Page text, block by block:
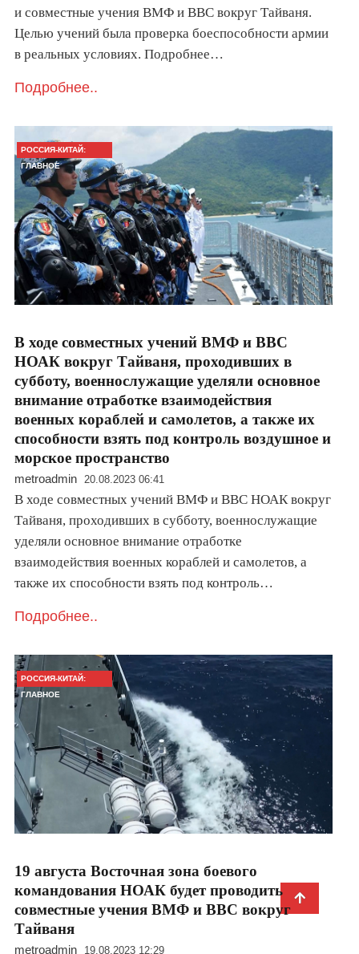
и совместные учения ВМФ и ВВС вокруг Тайваня.
Целью учений была проверка боеспособности армии
в реальных условиях. Подробнее…
Подробнее..
РОССИЯ-КИТАЙ:
ГЛАВНОЕ
В ходе совместных учений ВМФ и ВВС
НОАК вокруг Тайваня, проходивших в
субботу, военнослужащие уделяли основное
внимание отработке взаимодействия
военных кораблей и самолетов, а также их
способности взять под контроль воздушное и
морское пространство
metroadmin 20.08.2023 06:41
В ходе совместных учений ВМФ и ВВС НОАК вокруг
Тайваня, проходивших в субботу, военнослужащие
уделяли основное внимание отработке
взаимодействия военных кораблей и самолетов, а
также их способности взять под контроль…
Подробнее..
РОССИЯ-КИТАЙ:
ГЛАВНОЕ
19 августа Восточная зона боевого
командования НОАК будет проводить
совместные учения ВМФ и ВВС вокруг
Тайваня
metroadmin 19.08.2023 12:29